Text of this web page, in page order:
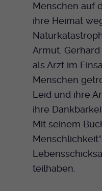
Menschen auf
ihre Heimat
Armut.
als Arzt im
Menschen
Leid und ihre
ihre
Mit seinem
teilhaben.
Giphy